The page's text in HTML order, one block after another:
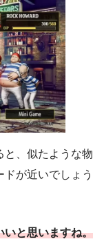
と、似たような物
が近いでしょう
いと思いますね。